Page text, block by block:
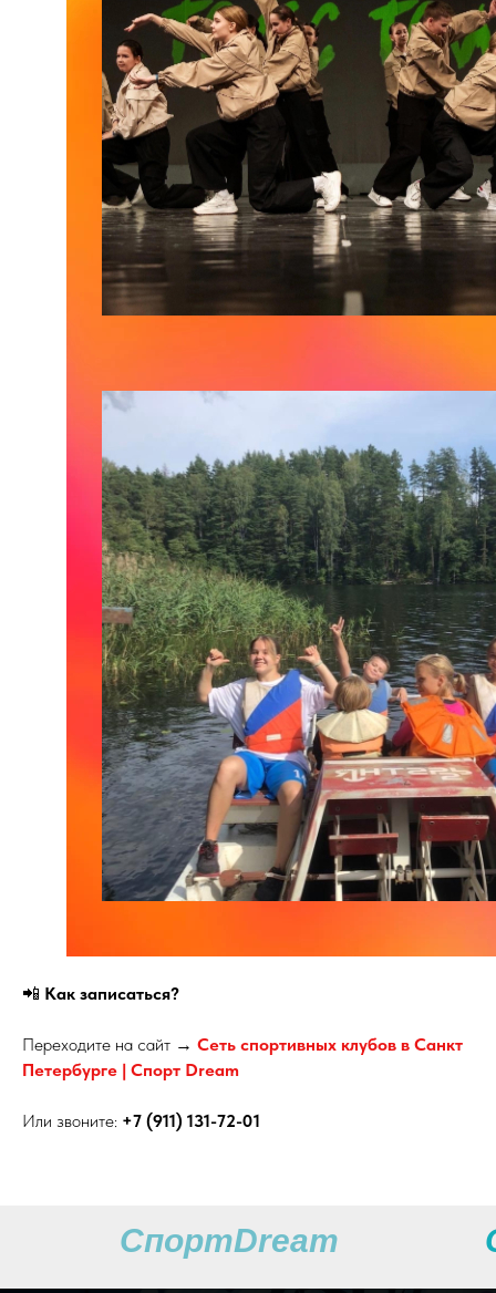
📲 Как записаться?
Переходите на сайт → Сеть спортивных клубов в Санкт
Петербурге | Cпорт Dream
Или звоните: +7 (911) 131-72-01
СпортDream